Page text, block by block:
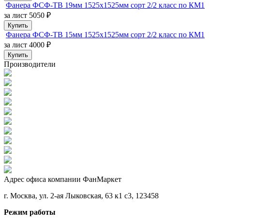
Фанера ФСФ-ТВ 19мм 1525х1525мм сорт 2/2 класс по КМ1
за лист 5050 ₽
Купить
Фанера ФСФ-ТВ 15мм 1525х1525мм сорт 2/2 класс по КМ1
за лист 4000 ₽
Купить
Производители
Адрес офиса компании ФанМаркет
г. Москва, ул. 2-ая Лыковская, 63 к1 с3, 123458
Режим работы